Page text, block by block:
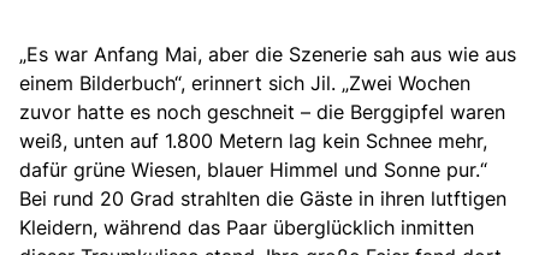
„Es war Anfang Mai, aber die Szenerie sah aus wie aus
einem Bilderbuch“, erinnert sich Jil. „Zwei Wochen
zuvor hatte es noch geschneit – die Berggipfel waren
weiß, unten auf 1.800 Metern lag kein Schnee mehr,
dafür grüne Wiesen, blauer Himmel und Sonne pur.“
Bei rund 20 Grad strahlten die Gäste in ihren lutftigen
Kleidern, während das Paar überglücklich inmitten